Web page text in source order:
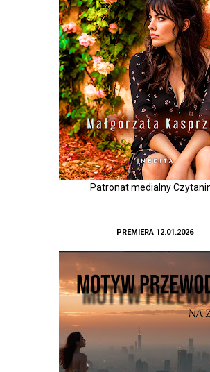
Patronat medialny
PREMIERA 12.01.2026